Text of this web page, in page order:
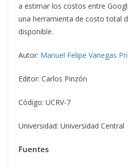
a estimar los costos entre
una herramienta de costo total
disponible.
Autor: Manuel Felipe Vanegas
Editor: Carlos Pinzón
Código: UCRV-7
Universidad: Universidad Central
Fuentes